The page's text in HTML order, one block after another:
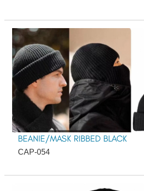
BEANIE/MASK RIBBED BLACK
CAP-054